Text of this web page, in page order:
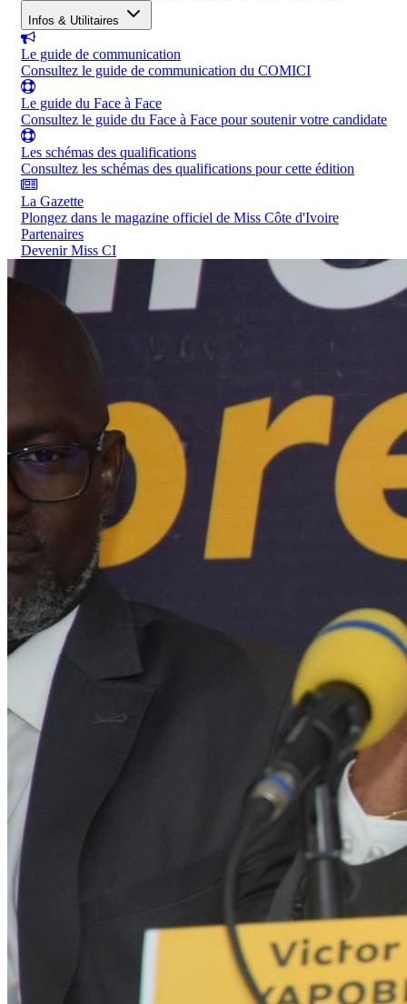
Infos & Utilitaires
Le guide de communication
Consultez le guide de communication du COMICI
Le guide du Face à Face
Consultez le guide du Face à Face pour soutenir votre candidate
Les schémas des qualifications
Consultez les schémas des qualifications pour cette édition
La Gazette
Plongez dans le magazine officiel de Miss Côte d'Ivoire
Partenaires
Devenir Miss CI